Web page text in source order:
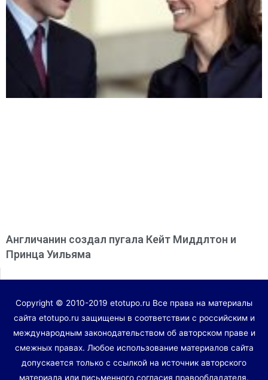
Англичанин создал пугала Кейт Миддлтон и
Принца Уильяма
Copyright © 2010-2019 etotupo.ru Все права на материалы
сайта etotupo.ru защищены в соответствии с российским и
международным законодательством об авторском праве и
смежных правах. Любое использование материалов сайта
допускается только с ссылкой на источник авторского
материала или письменного согласия правообладателя.